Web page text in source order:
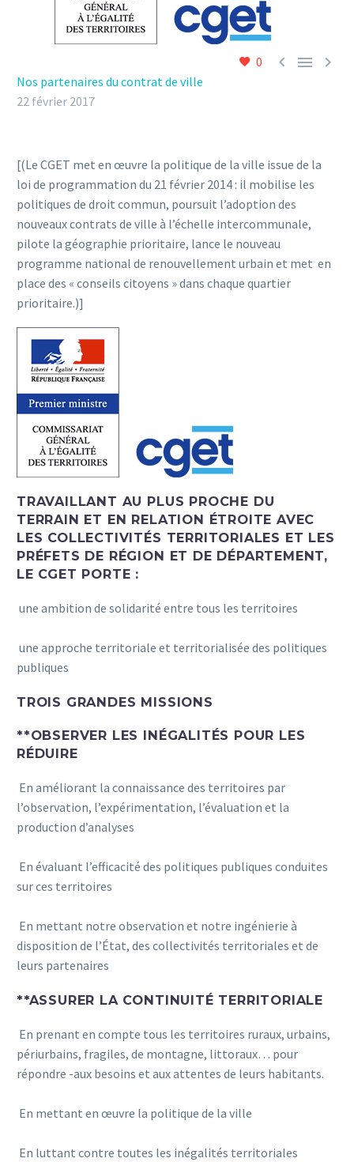
0   
Nos partenaires du contrat de ville
22 février 2017
[(Le CGET met en œuvre la politique de la ville issue de la
loi de programmation du 21 février 2014 : il mobilise les
politiques de droit commun, poursuit l’adoption des
nouveaux contrats de ville à l’échelle intercommunale,
pilote la géographie prioritaire, lance le nouveau
programme national de renouvellement urbain et met en
place des « conseils citoyens » dans chaque quartier
prioritaire.)]
TRAVAILLANT AU PLUS PROCHE DU
TERRAIN ET EN RELATION ÉTROITE AVEC
LES COLLECTIVITÉS TERRITORIALES ET LES
PRÉFETS DE RÉGION ET DE DÉPARTEMENT,
LE CGET PORTE :
une ambition de solidarité entre tous les territoires
une approche territoriale et territorialisée des politiques
publiques
TROIS GRANDES MISSIONS
**OBSERVER LES INÉGALITÉS POUR LES
RÉDUIRE
En améliorant la connaissance des territoires par
l’observation, l’expérimentation, l’évaluation et la
production d’analyses
En évaluant l’efficacité des politiques publiques conduites
sur ces territoires
En mettant notre observation et notre ingénierie à
disposition de l’État, des collectivités territoriales et de
leurs partenaires
**ASSURER LA CONTINUITÉ TERRITORIALE
En prenant en compte tous les territoires ruraux, urbains,
périurbains, fragiles, de montagne, littoraux… pour
répondre -aux besoins et aux attentes de leurs habitants.
En mettant en œuvre la politique de la ville
En luttant contre toutes les inégalités territoriales